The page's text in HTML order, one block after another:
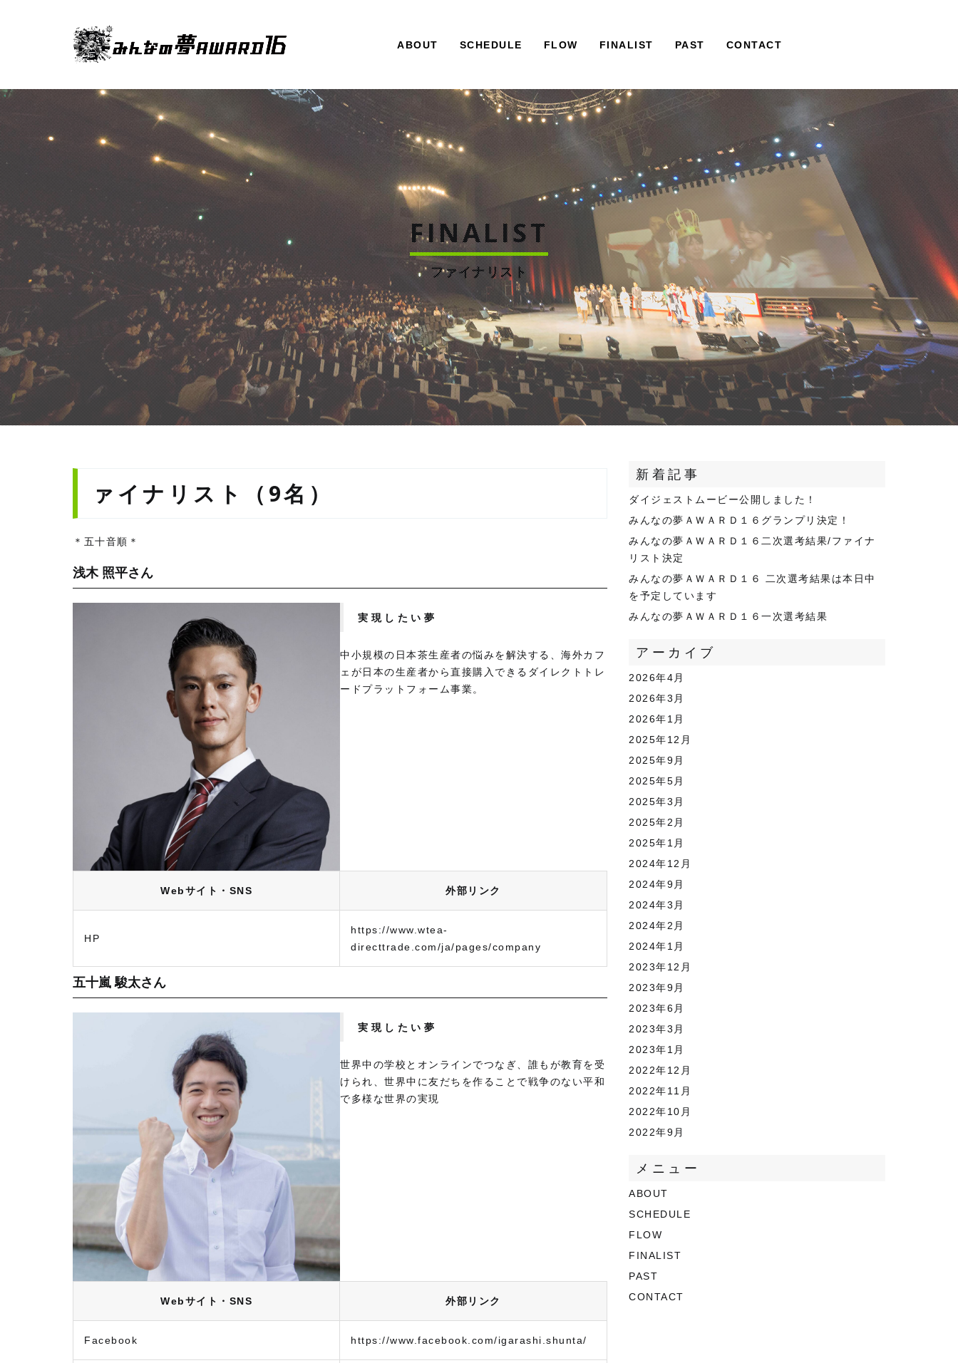
ABOUT SCHEDULE FLOW FINALIST PAST CONTACT
FINALIST
ファイナリスト
ァイナリスト（9名）
＊五十音順＊
浅木 照平さん
実現したい夢
中小規模の日本茶生産者の悩みを解決する、海外カフ
ェが日本の生産者から直接購入できるダイレクトトレ
ードプラットフォーム事業。
Webサイト・SNS 外部リンク
HP
https://www.wtea-
directtrade.com/ja/pages/company
五十嵐 駿太さん
実現したい夢
世界中の学校とオンラインでつなぎ、誰もが教育を受
けられ、世界中に友だちを作ることで戦争のない平和
で多様な世界の実現
Webサイト・SNS 外部リンク
Facebook https://www.facebook.com/igarashi.shunta/
新着記事
ダイジェストムービー公開しました！
みんなの夢ＡＷＡＲＤ１６グランプリ決定！
みんなの夢ＡＷＡＲＤ１６二次選考結果/ファイナ
リスト決定
みんなの夢ＡＷＡＲＤ１６ 二次選考結果は本日中
を予定しています
みんなの夢ＡＷＡＲＤ１６一次選考結果
アーカイブ
2026年4月
2026年3月
2026年1月
2025年12月
2025年9月
2025年5月
2025年3月
2025年2月
2025年1月
2024年12月
2024年9月
2024年3月
2024年2月
2024年1月
2023年12月
2023年9月
2023年6月
2023年3月
2023年1月
2022年12月
2022年11月
2022年10月
2022年9月
メニュー
ABOUT
SCHEDULE
FLOW
FINALIST
PAST
CONTACT